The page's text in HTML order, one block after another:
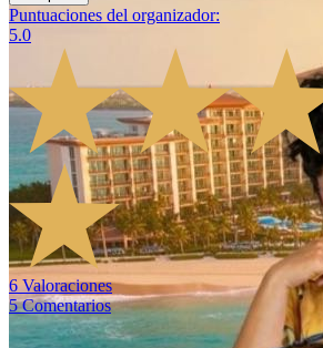
Puntuaciones del organizador:
5.0
6 Valoraciones
5 Comentarios